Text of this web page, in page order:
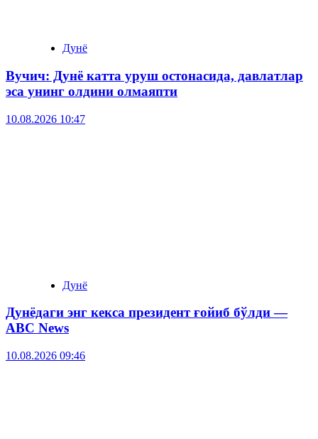
Дунё
Вучич: Дунё катта уруш остонасида, давлатлар
эса унинг олдини олмаяпти
10.08.2026 10:47
Дунё
Дунёдаги энг кекса президент ғойиб бўлди —
ABC News
10.08.2026 09:46